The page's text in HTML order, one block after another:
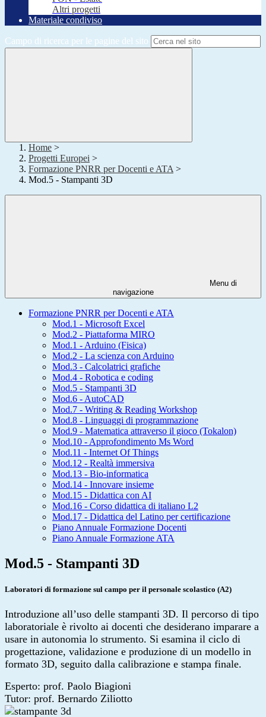
Altri progetti
Materiale condiviso
Campo di ricerca per le pagine del sito
Home >
Progetti Europei >
Formazione PNRR per Docenti e ATA >
Mod.5 - Stampanti 3D
Menu di
navigazione
Formazione PNRR per Docenti e ATA
Mod.1 - Microsoft Excel
Mod.2 - Piattaforma MIRO
Mod.1 - Arduino (Fisica)
Mod.2 - La scienza con Arduino
Mod.3 - Calcolatrici grafiche
Mod.4 - Robotica e coding
Mod.5 - Stampanti 3D
Mod.6 - AutoCAD
Mod.7 - Writing & Reading Workshop
Mod.8 - Linguaggi di programmazione
Mod.9 - Matematica attraverso il gioco (Tokalon)
Mod.10 - Approfondimento Ms Word
Mod.11 - Internet Of Things
Mod.12 - Realtà immersiva
Mod.13 - Bio-informatica
Mod.14 - Innovare insieme
Mod.15 - Didattica con AI
Mod.16 - Corso didattica di italiano L2
Mod.17 - Didattica del Latino per certificazione
Piano Annuale Formazione Docenti
Piano Annuale Formazione ATA
Mod.5 - Stampanti 3D
Laboratori di formazione sul campo per il personale scolastico (A2)
Introduzione all’uso delle stampanti 3D. Il percorso di tipo
laboratoriale è rivolto ai docenti che desiderano imparare a
usare in autonomia lo strumento. Si esamina il ciclo di
progettazione, validazione e produzione di un modello in
formato 3D, seguito dalla calibrazione e stampa finale.
Esperto: prof. Paolo Biagioni
Tutor: prof. Bernardo Ziliotto